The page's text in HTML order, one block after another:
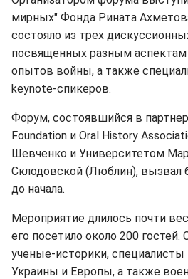
мирных" Фонда Рината
состояло из трех
посвященных разным
опытов войны, а также
keynote-спикеров.
Форум, состоявшийся в
Foundation и Oral History
Шевченко и Университетом
Склодовской (Люблин), вызвал
до начала.
Мероприятие длилось почти
его посетило около 200 гостей.
ученые-историки,
Украины и Европы, а также